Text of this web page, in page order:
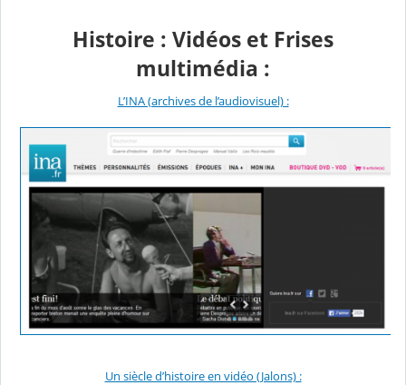
Histoire : Vidéos et Frises
multimédia :
L’INA (archives de l’audiovisuel) :
Un siècle d’histoire en vidéo (Jalons) :